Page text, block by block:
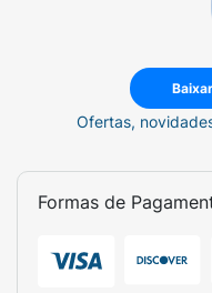
Ofertas,
Formas de